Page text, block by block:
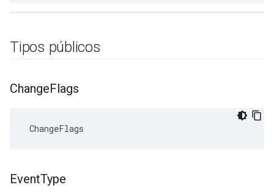
Tipos públicos
ChangeFlags
ChangeFlags
EventType